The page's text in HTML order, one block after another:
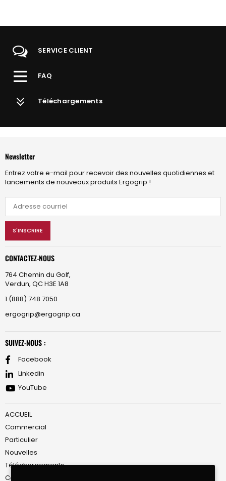
SERVICE CLIENT
FAQ
Téléchargements
Newsletter
Entrez votre e-mail pour recevoir des nouvelles quotidiennes et
lancements de nouveaux produits Ergogrip !
S'INSCRIRE
CONTACTEZ-NOUS
764 Chemin du Golf,
Verdun, QC H3E 1A8
1 (888) 748 7050
ergogrip@ergogrip.ca
SUIVEZ-NOUS :
Facebook
Linkedin
YouTube
ACCUEIL
Commercial
Particulier
Nouvelles
Téléchargements
Conditions de Service